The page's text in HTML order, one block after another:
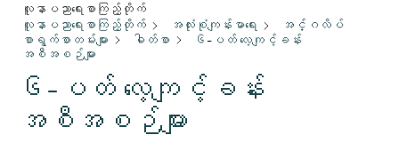
လူနာပညာရေးစာကြည့်တိုက်
လူနာပညာရေးစာကြည့်တိုက်
အလုံးစုံကျန်းမာရေး
အင်္ဂလိပ်
စာရွက်စာတမ်းများ
ဓါတ်စာ
၆-ပတ် လေ့ကျင့်ခန်း
အစီအစဉ်များ
၆-ပတ် လေ့ကျင့်ခန်း
အစီအစဉ်များ